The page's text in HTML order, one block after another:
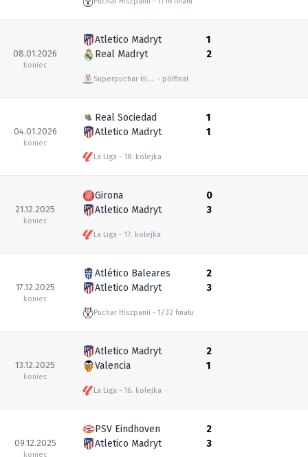
08.01.2026
koniec
Atletico Madryt
Real Madryt
Superpuchar Hiszpanii półfinał
1
2
04.01.2026
koniec
Real Sociedad
Atletico Madryt
La Liga 18. kolejka
1
1
21.12.2025
koniec
Girona
Atletico Madryt
La Liga 17. kolejka
0
3
17.12.2025
koniec
Atlético Baleares
Atletico Madryt
Puchar Hiszpanii 1/32 finału
2
3
13.12.2025
koniec
Atletico Madryt
Valencia
La Liga 16. kolejka
2
1
09.12.2025
koniec
PSV Eindhoven
Atletico Madryt
2
3